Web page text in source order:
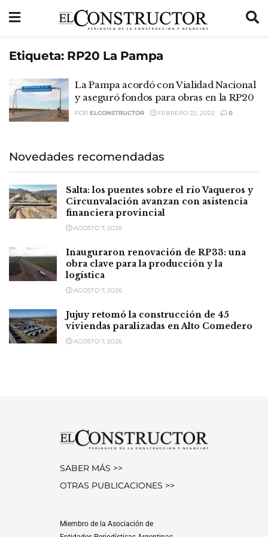
Etiqueta: RP20 La Pampa
La Pampa acordó con Vialidad Nacional
y aseguró fondos para obras en la RP20
POR ELCONSTRUCTOR FEBRERO 22, 2022 0
Novedades recomendadas
Salta: los puentes sobre el río Vaqueros y
Circunvalación avanzan con asistencia
financiera provincial
AGOSTO 7, 2026
Inauguraron renovación de RP33: una
obra clave para la producción y la
logística
AGOSTO 7, 2026
Jujuy retomó la construcción de 45
viviendas paralizadas en Alto Comedero
AGOSTO 7, 2026
SABER MÁS >>
OTRAS PUBLICACIONES >>
Miembro de la Asociación de